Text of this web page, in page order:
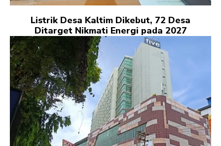
Listrik Desa Kaltim Dikebut, 72 Desa
Ditarget Nikmati Energi pada 2027